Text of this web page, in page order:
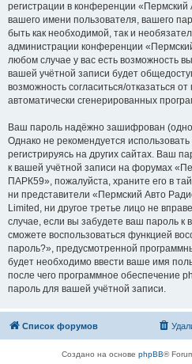
регистрации в конференции
вашего имени пользователя, вашего
быть как необходимой, так и
администрации конференции
любом случае у вас есть возможность
вашей учётной записи будет
возможность согласиться/отказаться
автоматически сгенерированных
Ваш пароль надёжно зашифрован
Однако не рекомендуется
регистрируясь на других сайтах. Ваш
к вашей учётной записи на форумах
ПАРК59», пожалуйста, храните его в
ни представители «Пермский Авто
Limited, ни другое третье лицо не
случае, если вы забудете ваш пароль к
сможете воспользоваться функцией
пароль?», предусмотренной
будет необходимо ввести ваше имя
после чего программное обеспечение
пароль для вашей учётной записи.
Список форумов
Создано на основе phpBB®